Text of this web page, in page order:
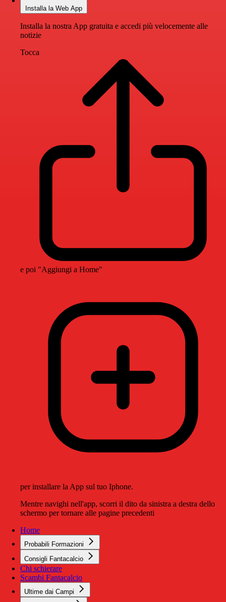
Installa la Web App
Installa la nostra App gratuita e accedi più velocemente alle
notizie
Tocca
e poi "Aggiungi a Home"
per installare la App sul tuo Iphone.
Mentre navighi nell'app, scorri il dito da sinistra a destra dello
schermo per tornare alle pagine precedenti
Home
Probabili Formazioni
Consigli Fantacalcio
Chi schierare
Scambi Fantacalcio
Ultime dai Campi